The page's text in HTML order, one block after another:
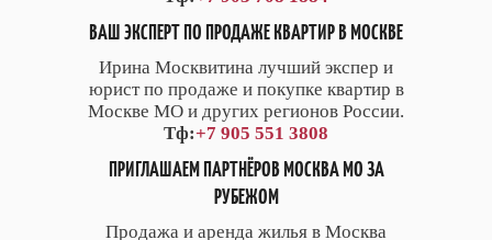
ВАШ ЭКСПЕРТ ПО ПРОДАЖЕ КВАРТИР В МОСКВЕ
Ирина Москвитина лучший экспер и
юрист по продаже и покупке квартир в
Москве МО и других регионов России.
Тф:+7 905 551 3808
ПРИГЛАШАЕМ ПАРТНЁРОВ МОСКВА МО ЗА
РУБЕЖОМ
Продажа и аренда жилья в Москва